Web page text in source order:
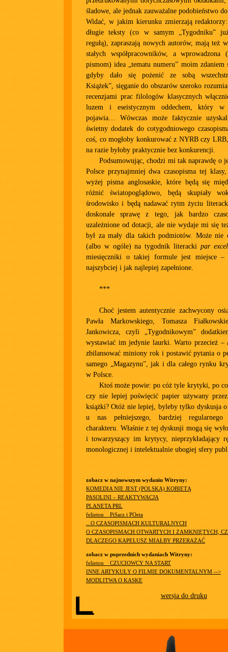
śladowe, ale jednak zauważalne podobieństwo
Widać, w jakim kierunku zmierzają
długie teksty (co w samym „Tygodniku”
regułą), zapraszają nowych autorów, mają też
stałych współpracowników, a wprowadzona
pismom) idea „tematu numeru” moim zdaniem
gdyby dało się pożenić ze sobą
Książek”, sięganie do obszarów szeroko
recenzjami prac filologów klasycznych
luzem i eseistycznym oddechem, który w
pojawia… Wówczas może faktycznie
świetny dodatek do cotygodniowego
coś, co mogłoby konkurować z NYRB czy
na razie byłoby praktycznie bez konkurencji.
Podsumowując, chodzi mi tak naprawdę o
Polsce przynajmniej dwa czasopisma tej
wyżej pisma anglosaskie, które będą się
różnić światopoglądowo, będą skupiały
środowisko i będą nadawać rytm życiu
doskonale sprawę z tego, jak bardzo
uzależnione od dotacji, ale nie wydaje mi się
był za mały dla takich podmiotów. Może nie
(albo w ogóle) na tygodnik literacki par
miesięczniki o takiej formule jest miejsce
najszybciej i jak najlepiej zapełnione.
***
Choć jestem autentycznie zachwycony
Pawła Markowskiego, Tomasza
Jankowicza, czyli „Tygodnikowym”
wystawiać im jedynie laurki. Warto przecież –
zbilansować miniony rok i postawić pytania o
samego „Magazynu”, jak i dla całego rynku
w Polsce.
Ktoś może powie: po cóż tyle krytyki, po
czy nie lepiej poświęcić papier używany
książki? Otóż nie lepiej, byleby tylko dyskusja o
u nas pełniejszego, bardziej regularnego
charakteru. Właśnie z tej dyskusji mogą się
i towarzyszący im krytycy, nieprzykładający
monologicznej i intelektualnie ubogiej sfery
zobacz w najnowszym wydaniu Witryny:
KOMEDIA NIE JEST (POLSKĄ) KOBIETĄ
PASOLINI – REAKTYWACJA
PLANETA PRL
felieton__PiSarz i POeta
...O CZASOPISMACH KULTURALNYCH
O CZASOPISMACH OTWARTYCH I ZAMKNIĘTYCH,
DLACZEGO KAPELUSZ MIAŁBY PRZERAŻAĆ
zobacz w poprzednich wydaniach Witryny:
felieton__CZUCIOWCY NA START
INNE ARTYKUŁY O FILMIE DOKUMENTALNYM -->
MODLITWA O KASKE
wersja do druku